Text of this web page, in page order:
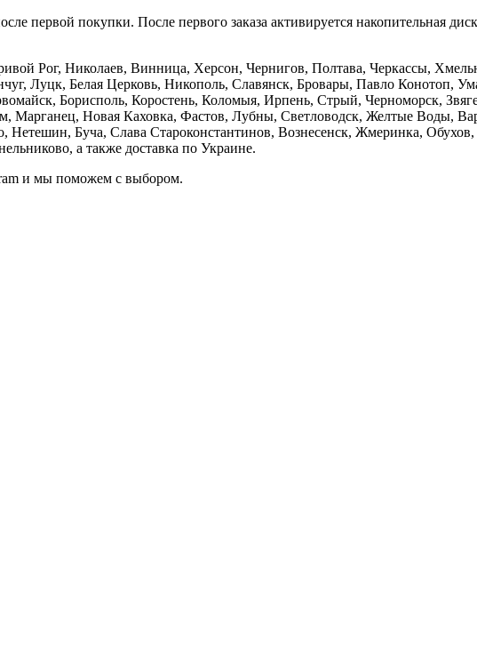
первой покупки. После первого заказа активируется накопительная
Рог, Николаев, Винница, Херсон, Чернигов, Полтава, Черкассы,
Луцк, Белая Церковь, Никополь, Славянск, Бровары, Павло Конотоп,
Борисполь, Коростень, Коломыя, Ирпень, Стрый, Черноморск,
Новая Каховка, Фастов, Лубны, Светловодск, Желтые Воды,
Буча, Слава Староконстантинов, Вознесенск, Жмеринка,
а также доставка по Украине.
и мы поможем с выбором.